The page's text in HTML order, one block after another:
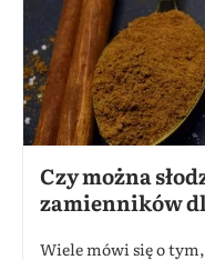
Czy można
zamienników
Wiele mówi się o